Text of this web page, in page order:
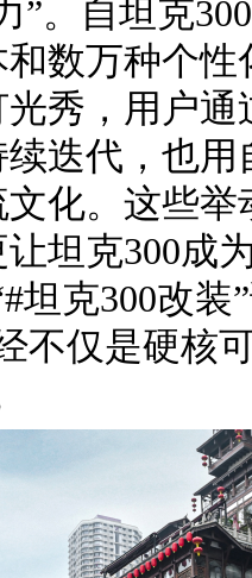
”。自坦克
数万种个
秀，用户
迭代，也
化。这些
坦克300成
坦克300改
不仅是硬核